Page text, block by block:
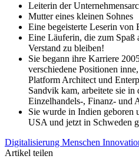
Leiterin der
Mutter eines kleinen Sohnes
Eine begeisterte Leserin von
Eine Läuferin, die zum Spaß
Verstand zu bleiben!
Sie begann ihre Karriere
verschiedene Positionen
Platform Architect und
Sandvik kam, arbeitete sie
Einzelhandels-, Finanz- und
Sie wurde in Indien geboren
USA und jetzt in Schweden
Digitalisierung Menschen
Artikel teilen